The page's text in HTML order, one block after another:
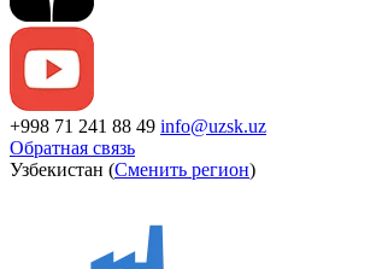
+998 71 241 88 49 info@uzsk.uz
Обратная связь
Узбекистан (Сменить регион)